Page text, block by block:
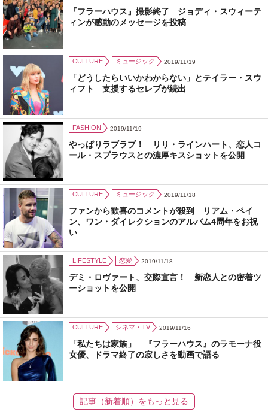
『フラーハウス』撮影終了 ジョディ・スウィーテ
ィンが感動のメッセージを投稿
CULTURE ミュージック 2019/11/19
「どうしたらいいかわからない」とテイラー・スウ
ィフト 支援するセレブが続出
FASHION 2019/11/19
やっぱりラブラブ！ リリ・ラインハート、恋人コ
ール・スプラウスとの濃厚キスショットを公開
CULTURE ミュージック 2019/11/18
ファンから歓喜のコメントが殺到 リアム・ペイ
ン、ワン・ダイレクションのアルバム4周年をお祝
い
LIFESTYLE 恋愛 2019/11/18
デミ・ロヴァート、交際宣言！ 新恋人との密着ツ
ーショットを公開
CULTURE シネマ・TV 2019/11/16
「私たちは家族」 『フラーハウス』のラモーナ役
女優、ドラマ終了の寂しさを動画で語る
記事（新着順）をもっと見る